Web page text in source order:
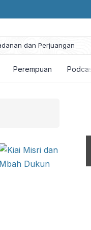
dan Perjuangan
Perempuan Podcast